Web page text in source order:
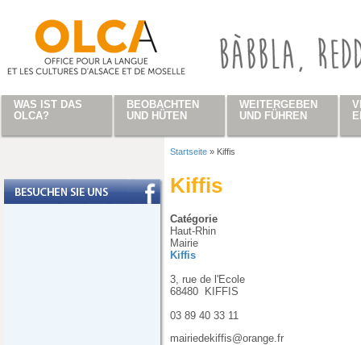
Startseite » Kiffis
Kiffis
Catégorie
Haut-Rhin
Mairie
Kiffis
3, rue de l'Ecole
68480
KIFFIS
03 89 40 33 11
mairiedekiffis@orange.fr
WAS IST DAS
OLCA?
BEOBACHTEN
UND HÜTEN
WEITERGEBEN
UND FÜHREN